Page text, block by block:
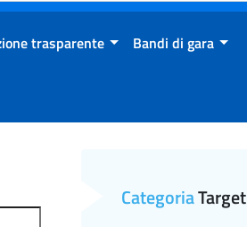
trasparente Bandi di gara
CategoriaTarget